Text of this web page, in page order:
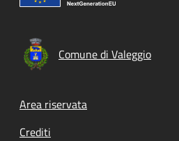
Comune di Valeggio
Footer menu
Area riservata
Crediti